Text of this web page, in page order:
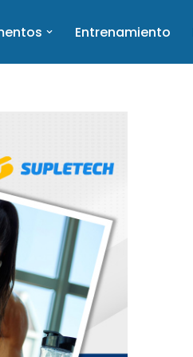
Entrenamiento